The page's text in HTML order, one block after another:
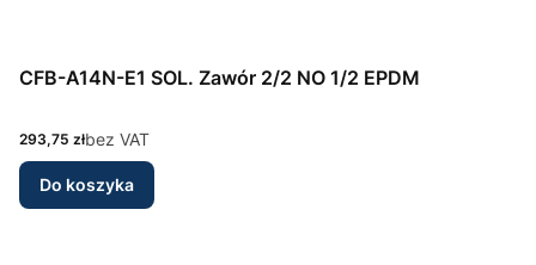
CFB-A14N-E1 SOL. Zawór 2/2 NO 1/2 EPDM
Cena
293,75 złbez VAT
Do koszyka